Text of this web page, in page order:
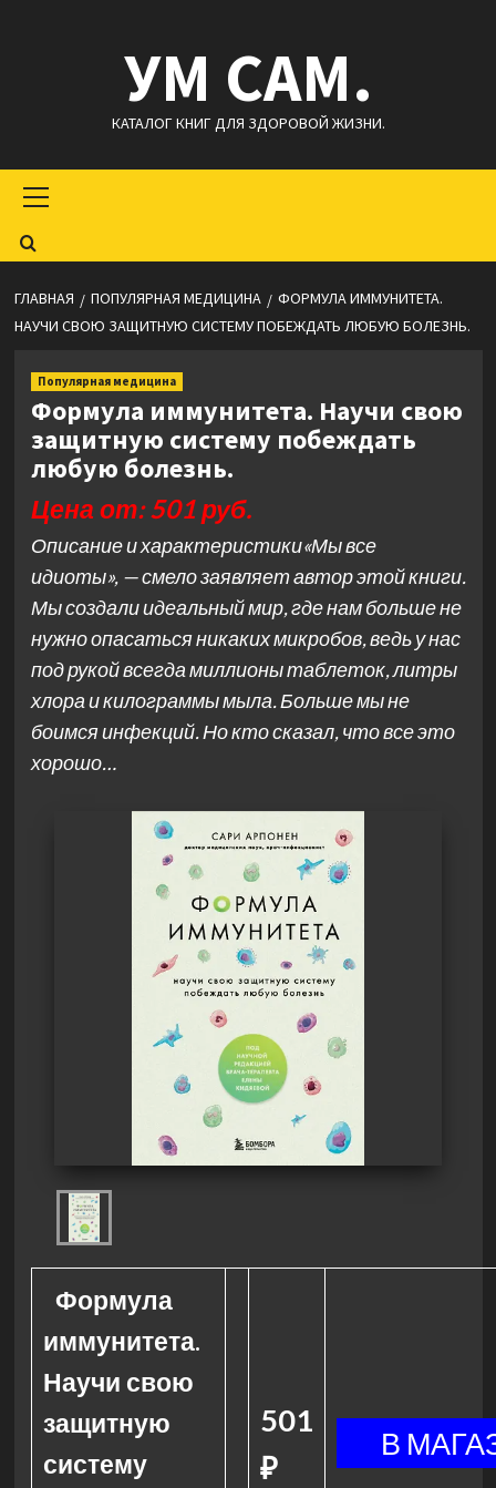
УМ САМ.
КАТАЛОГ КНИГ ДЛЯ ЗДОРОВОЙ ЖИЗНИ.
меню
ГЛАВНАЯ ПОПУЛЯРНАЯ МЕДИЦИНА
ФОРМУЛА ИММУНИТЕТА.
НАУЧИ СВОЮ ЗАЩИТНУЮ СИСТЕМУ ПОБЕЖДАТЬ ЛЮБУЮ БОЛЕЗНЬ.
Популярная медицина
Формула иммунитета. Научи свою
защитную систему побеждать
любую болезнь.
Цена от: 501 руб.
Описание и характеристики«Мы все
идиоты», — смело заявляет автор этой книги.
Мы создали идеальный мир, где нам больше не
нужно опасаться никаких микробов, ведь у нас
под рукой всегда миллионы таблеток, литры
хлора и килограммы мыла. Больше мы не
боимся инфекций. Но кто сказал, что все это
хорошо…
Формула
иммунитета.
Научи свою
защитную
систему
501
₽